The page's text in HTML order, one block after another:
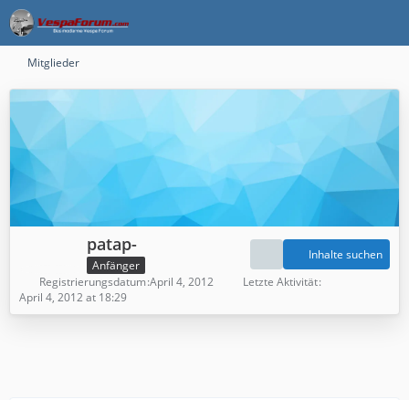
Mitglieder
patap-
Anfänger
Inhalte suchen
Registrierungsdatum April 4, 2012
Letzte Aktivität
April 4, 2012 at 18:29